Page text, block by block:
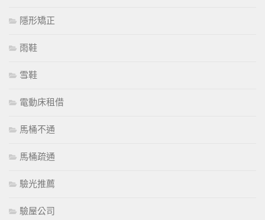
隱形矯正
雨鞋
雪鞋
電動床租借
馬桶不通
馬桶疏通
驗光推薦
驗屋公司